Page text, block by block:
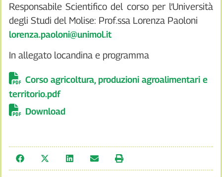
Responsabile Scientifico del corso per l’Università
degli Studi del Molise: Prof.ssa Lorenza Paoloni
lorenza.paoloni@unimol.it
In allegato locandina e programma
Corso agricoltura, produzioni agroalimentari e
territorio.pdf
Download